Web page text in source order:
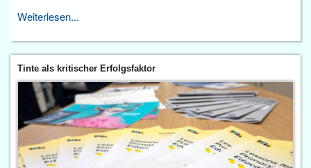
Weiterlesen...
Tinte als kritischer Erfolgsfaktor